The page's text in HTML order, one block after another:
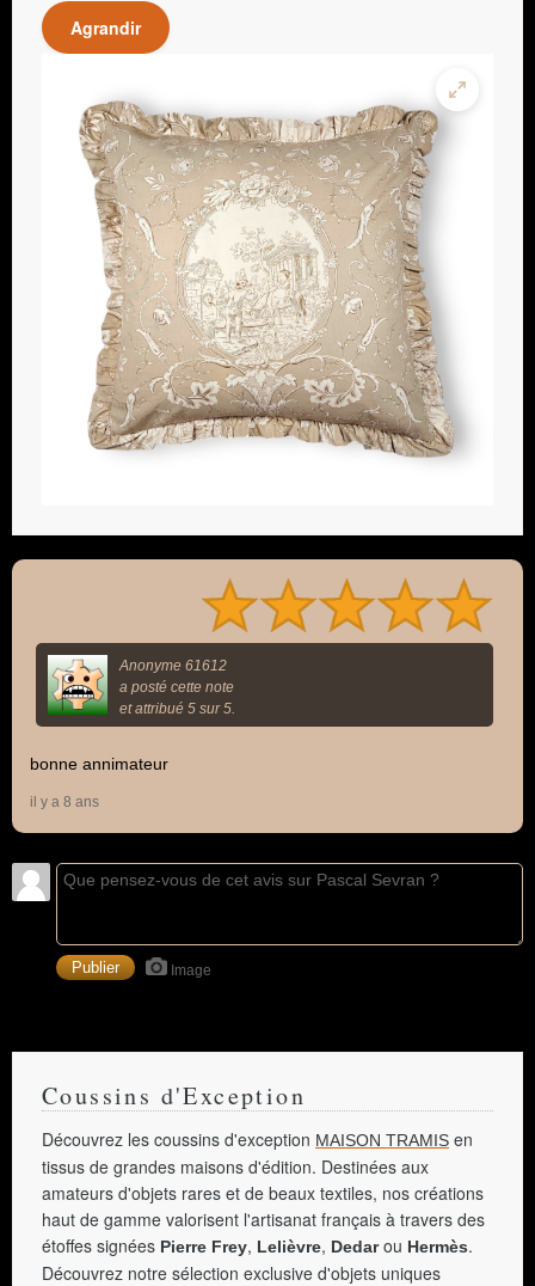
Agrandir
Anonyme 61612
a posté cette note
et attribué 5 sur 5.
bonne annimateur
il y a 8 ans
Image
Coussins d'Exception
Découvrez les coussins d'exception MAISON TRAMIS en
tissus de grandes maisons d'édition. Destinées aux
amateurs d'objets rares et de beaux textiles, nos créations
haut de gamme valorisent l'artisanat français à travers des
étoffes signées Pierre Frey, Lelièvre, Dedarou Hermès.
Découvrez notre sélection exclusive d'objets uniques